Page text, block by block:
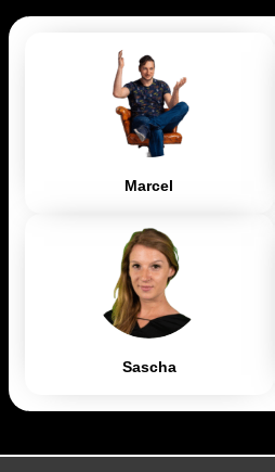
Marcel
Sascha